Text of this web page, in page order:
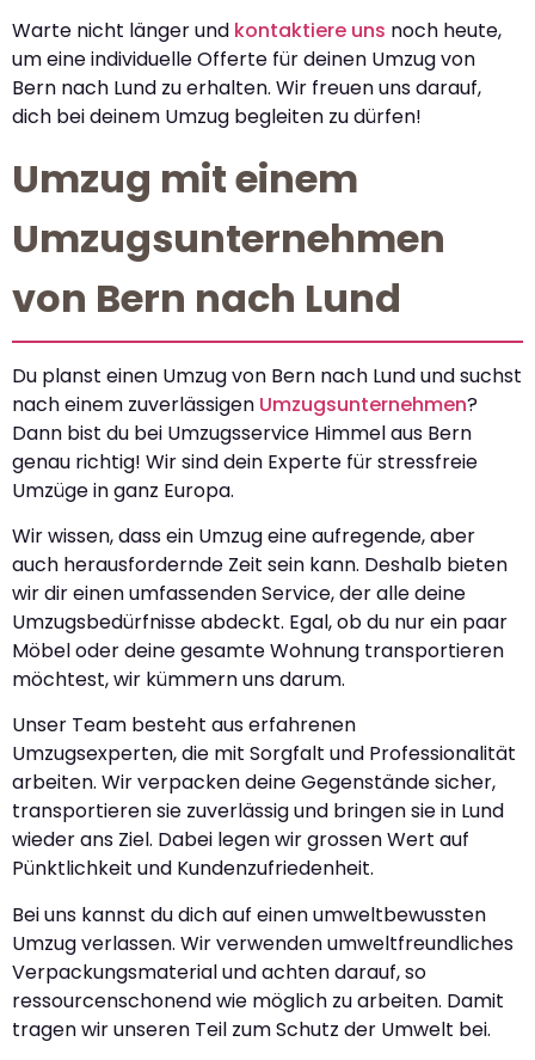
Warte nicht länger und kontaktiere uns noch heute,
um eine individuelle Offerte für deinen Umzug von
Bern nach Lund zu erhalten. Wir freuen uns darauf,
dich bei deinem Umzug begleiten zu dürfen!
Umzug mit einem
Umzugsunternehmen
von Bern nach Lund
Du planst einen Umzug von Bern nach Lund und suchst
nach einem zuverlässigen Umzugsunternehmen?
Dann bist du bei Umzugsservice Himmel aus Bern
genau richtig! Wir sind dein Experte für stressfreie
Umzüge in ganz Europa.
Wir wissen, dass ein Umzug eine aufregende, aber
auch herausfordernde Zeit sein kann. Deshalb bieten
wir dir einen umfassenden Service, der alle deine
Umzugsbedürfnisse abdeckt. Egal, ob du nur ein paar
Möbel oder deine gesamte Wohnung transportieren
möchtest, wir kümmern uns darum.
Unser Team besteht aus erfahrenen
Umzugsexperten, die mit Sorgfalt und Professionalität
arbeiten. Wir verpacken deine Gegenstände sicher,
transportieren sie zuverlässig und bringen sie in Lund
wieder ans Ziel. Dabei legen wir grossen Wert auf
Pünktlichkeit und Kundenzufriedenheit.
Bei uns kannst du dich auf einen umweltbewussten
Umzug verlassen. Wir verwenden umweltfreundliches
Verpackungsmaterial und achten darauf, so
ressourcenschonend wie möglich zu arbeiten. Damit
tragen wir unseren Teil zum Schutz der Umwelt bei.